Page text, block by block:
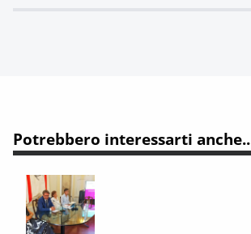
Potrebbero interessarti